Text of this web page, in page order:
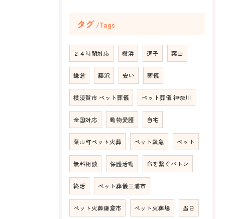
タグ Tags
２４時間対応 横浜 逗子 葉山
鎌倉 藤沢 安い 葬儀
横須賀市 ペット葬儀 ペット葬儀 神奈川
全国対応 動物愛護 自宅
葉山町ペット火葬 ペット緊急 ペット
無料相談 保護活動 命を繋ぐバトン
終活 ペット葬儀三浦市
ペット火葬鎌倉市 ペット火葬場 当日